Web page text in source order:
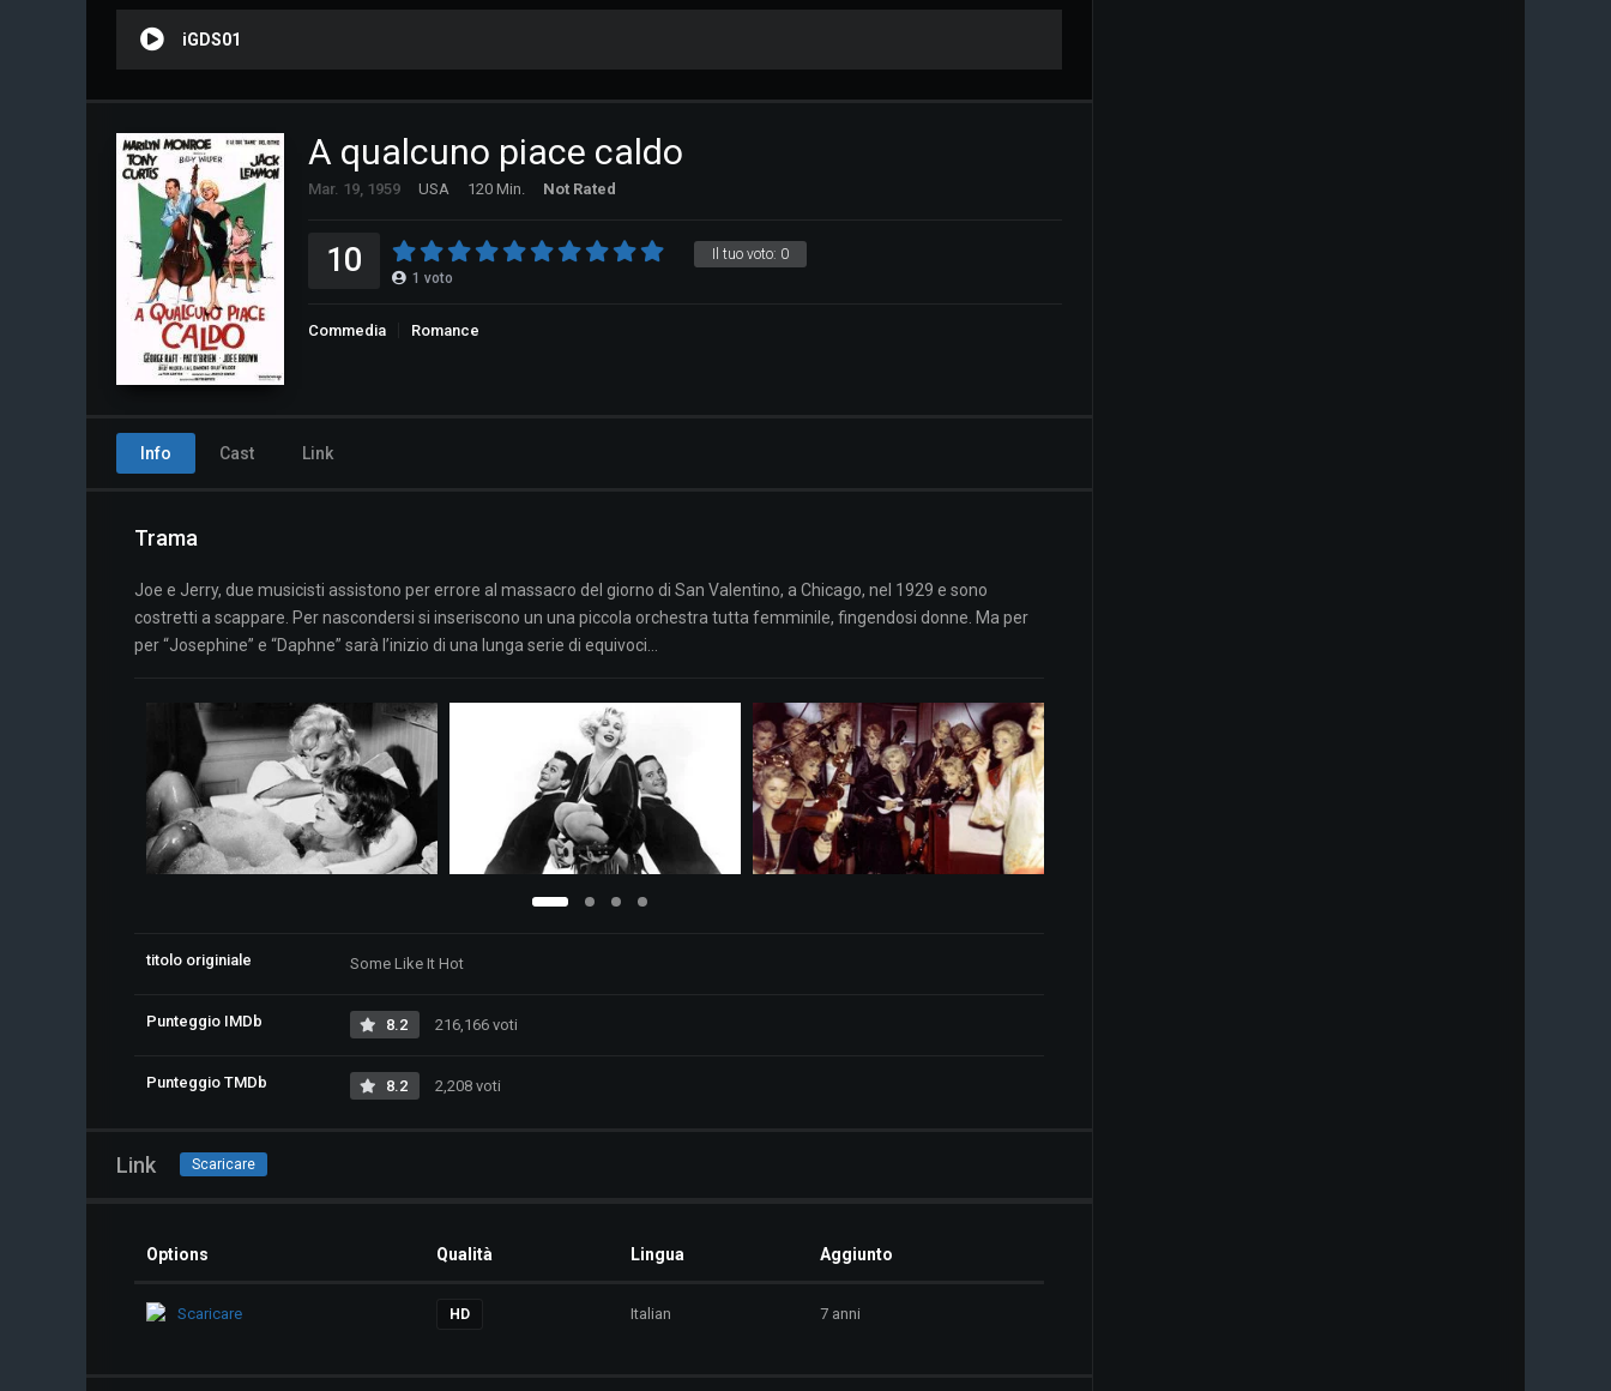
iGDS01
A qualcuno piace caldo
Mar. 19, 1959 USA 120 Min. Not Rated
Il tuo voto: 0
10 1 voto
Commedia Romance
Info Cast Link
Trama
Joe e Jerry, due musicisti assistono per errore al massacro del giorno di San Valentino, a Chicago, nel 1929 e sono
costretti a scappare. Per nascondersi si inseriscono un una piccola orchestra tutta femminile, fingendosi donne. Ma per
per “Josephine” e “Daphne” sarà l’inizio di una lunga serie di equivoci…
titolo originiale Some Like It Hot
Punteggio IMDb 8.2 216,166 voti
Punteggio TMDb 8.2 2,208 voti
Link Scaricare
Options Qualità Lingua Aggiunto
Scaricare HD Italian 7 anni